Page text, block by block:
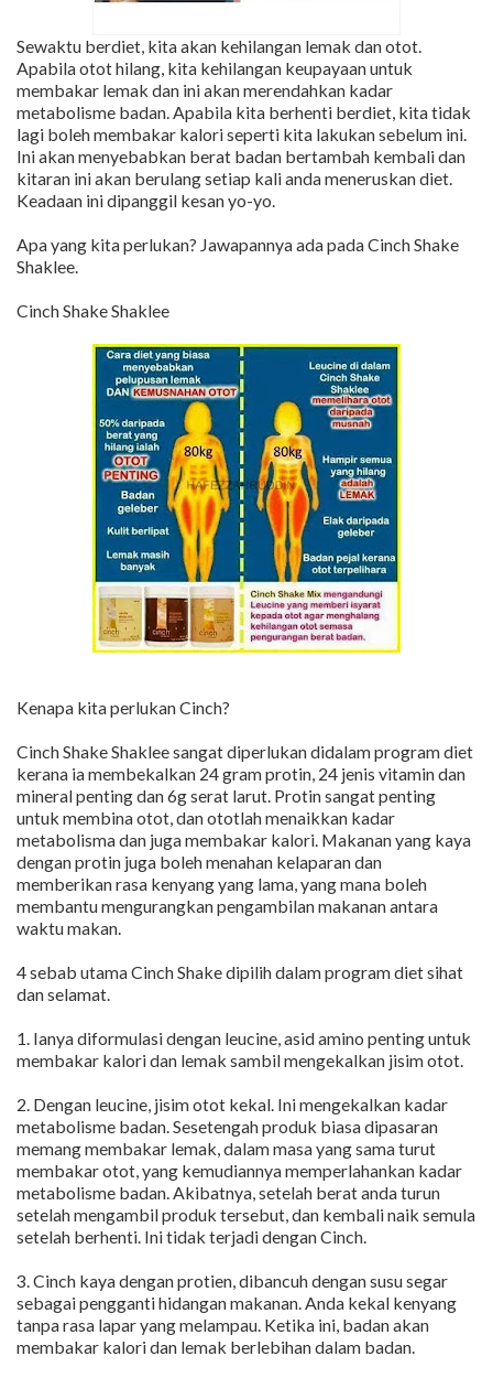
Sewaktu berdiet, kita akan kehilangan lemak dan otot.
Apabila otot hilang, kita kehilangan keupayaan untuk
membakar lemak dan ini akan merendahkan kadar
metabolisme badan. Apabila kita berhenti berdiet, kita tidak
lagi boleh membakar kalori seperti kita lakukan sebelum ini.
Ini akan menyebabkan berat badan bertambah kembali dan
kitaran ini akan berulang setiap kali anda meneruskan diet.
Keadaan ini dipanggil kesan yo-yo.
Apa yang kita perlukan? Jawapannya ada pada Cinch Shake
Shaklee.
Cinch Shake Shaklee
Kenapa kita perlukan Cinch?
Cinch Shake Shaklee sangat diperlukan didalam program diet
kerana ia membekalkan 24 gram protin, 24 jenis vitamin dan
mineral penting dan 6g serat larut. Protin sangat penting
untuk membina otot, dan ototlah menaikkan kadar
metabolisma dan juga membakar kalori. Makanan yang kaya
dengan protin juga boleh menahan kelaparan dan
memberikan rasa kenyang yang lama, yang mana boleh
membantu mengurangkan pengambilan makanan antara
waktu makan.
4 sebab utama Cinch Shake dipilih dalam program diet sihat
dan selamat.
1. Ianya diformulasi dengan leucine, asid amino penting untuk
membakar kalori dan lemak sambil mengekalkan jisim otot.
2. Dengan leucine, jisim otot kekal. Ini mengekalkan kadar
metabolisme badan. Sesetengah produk biasa dipasaran
memang membakar lemak, dalam masa yang sama turut
membakar otot, yang kemudiannya memperlahankan kadar
metabolisme badan. Akibatnya, setelah berat anda turun
setelah mengambil produk tersebut, dan kembali naik semula
setelah berhenti. Ini tidak terjadi dengan Cinch.
3. Cinch kaya dengan protien, dibancuh dengan susu segar
sebagai pengganti hidangan makanan. Anda kekal kenyang
tanpa rasa lapar yang melampau. Ketika ini, badan akan
membakar kalori dan lemak berlebihan dalam badan.